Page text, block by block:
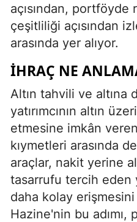
açısından, portföyde
çeşitliliği açısından
arasında yer alıyor.
İHRAÇ NE
Altın tahvili ve altına
yatırımcının altın
etmesine imkân
kıymetleri arasında
araçlar, nakit yerine
tasarrufu tercih eden
daha kolay
Hazine'nin bu adımı,